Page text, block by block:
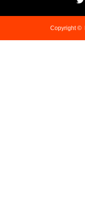
Copyright ©